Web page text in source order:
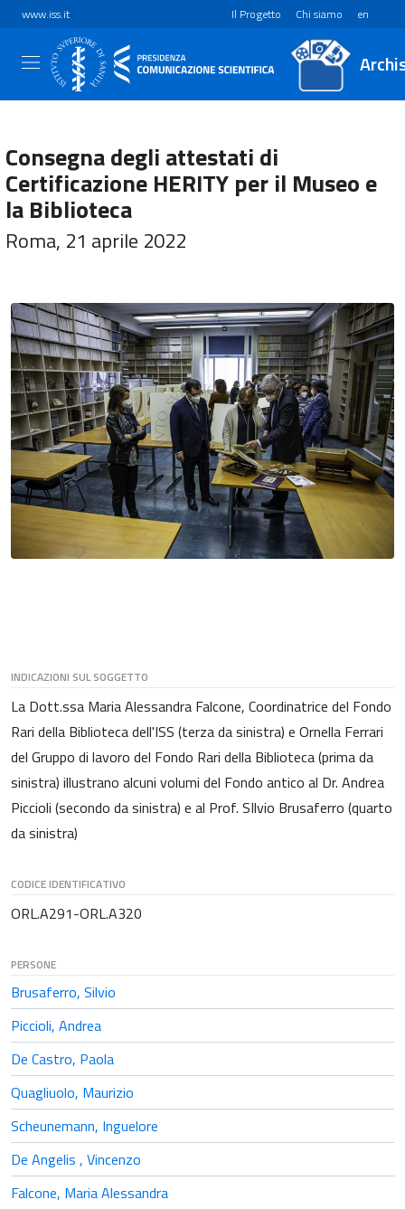
www.iss.it Il Progetto Chi siamo en
Consegna degli attestati di
Certificazione HERITY per il Museo e
la Biblioteca
Roma, 21 aprile 2022
INDICAZIONI SUL SOGGETTO
La Dott.ssa Maria Alessandra Falcone, Coordinatrice del Fondo
Rari della Biblioteca dell'ISS (terza da sinistra) e Ornella Ferrari
del Gruppo di lavoro del Fondo Rari della Biblioteca (prima da
sinistra) illustrano alcuni volumi del Fondo antico al Dr. Andrea
Piccioli (secondo da sinistra) e al Prof. SIlvio Brusaferro (quarto
da sinistra)
CODICE IDENTIFICATIVO
ORL.A291-ORL.A320
PERSONE
Brusaferro, Silvio
Piccioli, Andrea
De Castro, Paola
Quagliuolo, Maurizio
Scheunemann, Inguelore
De Angelis , Vincenzo
Falcone, Maria Alessandra